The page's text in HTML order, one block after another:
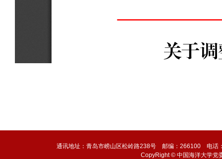
通讯地址：青岛市崂山区松岭路238号 邮编：266100 电
CopyRight © 中国海洋大学党